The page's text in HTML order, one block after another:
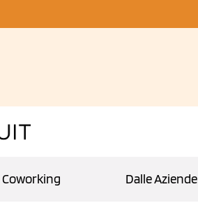
Coworking Dalle Aziende